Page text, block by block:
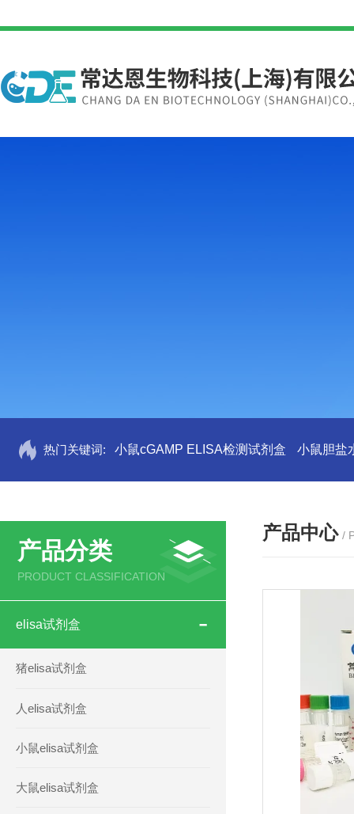
热门关键词: 小鼠cGAMP ELISA检测试剂盒 小鼠胆盐
产品分类
PRODUCT CLASSIFICATION
elisa试剂盒
猪elisa试剂盒
人elisa试剂盒
小鼠elisa试剂盒
大鼠elisa试剂盒
产品中心 /